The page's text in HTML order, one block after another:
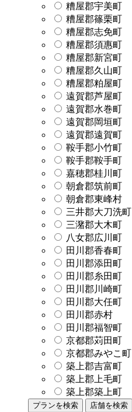
糟屋郡宇美町
糟屋郡篠栗町
糟屋郡志免町
糟屋郡須惠町
糟屋郡新宮町
糟屋郡久山町
糟屋郡粕屋町
遠賀郡芦屋町
遠賀郡水巻町
遠賀郡岡垣町
遠賀郡遠賀町
鞍手郡小竹町
鞍手郡鞍手町
嘉穂郡桂川町
朝倉郡筑前町
朝倉郡東峰村
三井郡大刀洗町
三潴郡大木町
八女郡広川町
田川郡香春町
田川郡添田町
田川郡糸田町
田川郡川崎町
田川郡大任町
田川郡赤村
田川郡福智町
京都郡苅田町
京都郡みやこ町
築上郡吉富町
築上郡上毛町
築上郡築上町
プランを検索 店舗を検索